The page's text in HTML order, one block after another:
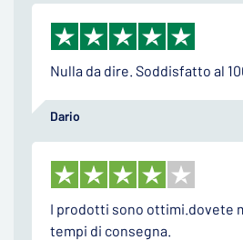
Nulla da dire. Soddisfatto al
Dario
I prodotti sono ottimi.dovete
tempi di consegna.